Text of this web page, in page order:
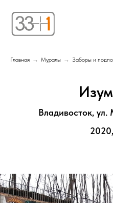
Главная → Муралы → Заборы и
Владивосток,